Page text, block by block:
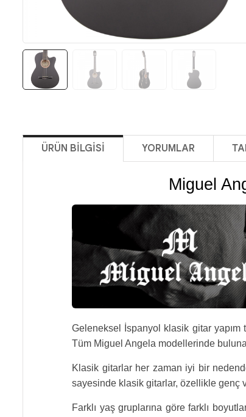
ÜRÜN BILGISI YORUMLAR
Miguel
Geleneksel İspanyol klasik gitar yapım
Tüm Miguel Angela modellerinde
Klasik gitarlar her zaman iyi bir
sayesinde klasik gitarlar, özellikle genç
Farklı yaş gruplarına göre farklı